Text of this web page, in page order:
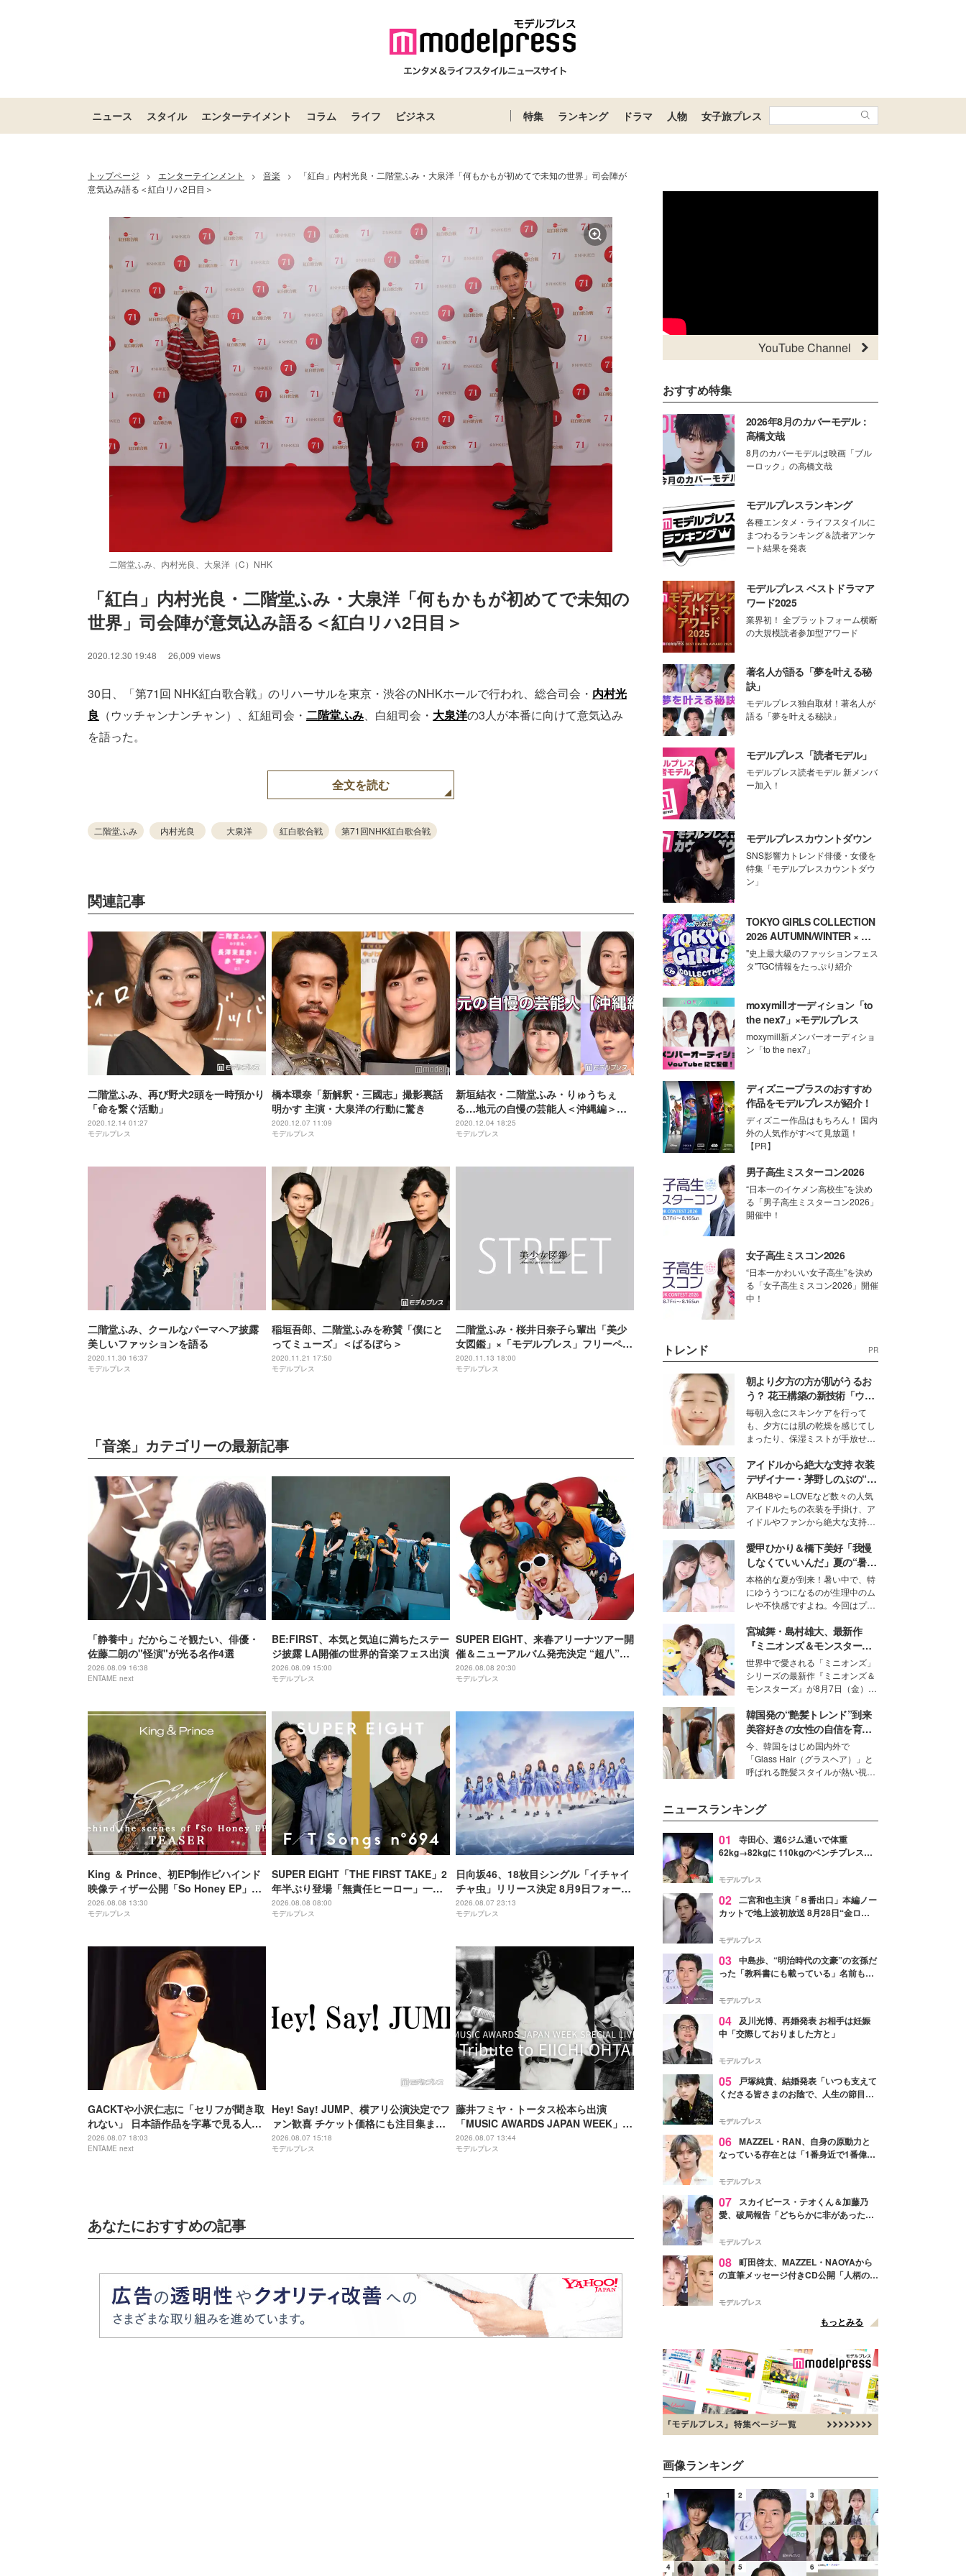
ニュース スタイル エンターテイメント コラム ライフ ビジネス 特集 ランキング ドラマ 人物 女子旅プレス
トップページ > エンターテインメント > 音楽 >
「紅白」内村光良・二階堂ふみ・大泉洋「何もかもが初めてで未知の世界」司会陣が
意気込み語る＜紅白リハ2日目＞
二階堂ふみ、内村光良、大泉洋（C）NHK
Unmute Loaded
87.03%
「紅白」内村光良・二階堂ふみ・大泉洋「何もかもが初めてで未知の
世界」司会陣が意気込み語る＜紅白リハ2日目＞
2020.12.30 19:48 26,009 views
30日、「第71回 NHK紅白歌合戦」のリハーサルを東京・渋谷のNHKホールで行われ、総合司会・ 内村光
良 （ウッチャンナンチャン）、紅組司会・ 二階堂ふみ、白組司会・ 大泉洋の3人が本番に向けて意気込み
を語った。
全文を読む
二階堂ふみ 内村光良 大泉洋 紅白歌合戦 第71回NHK紅白歌合戦
関連記事
二階堂ふみ、再び野犬2頭を一時預かり
「命を繋ぐ活動」
2020.12.14 01:27
モデルプレス
橋本環奈「新解釈・三國志」撮影裏話
明かす 主演・大泉洋の行動に驚き
2020.12.07 11:09
モデルプレス
新垣結衣・二階堂ふみ・りゅうちぇ
る…地元の自慢の芸能人＜沖縄編＞
【読者アンケート結果】
2020.12.04 18:25
モデルプレス
二階堂ふみ、クールなパーマヘア披露
美しいファッションを語る
2020.11.30 16:37
モデルプレス
稲垣吾郎、二階堂ふみを称賛「僕にと
ってミューズ」＜ばるぼら＞
2020.11.21 17:50
モデルプレス
二階堂ふみ・桜井日奈子ら輩出「美少
女図鑑」×「モデルプレス」フリーペー
パー創刊決定
2020.11.13 18:00
モデルプレス
「音楽」カテゴリーの最新記事
「静養中」だからこそ観たい、俳優・
佐藤二朗の"怪演"が光る名作4選
2026.08.09 16:38
ENTAME next
BE:FIRST、本気と気迫に満ちたステー
ジ披露 LA開催の世界的音楽フェス出演
2026.08.09 15:00
モデルプレス
SUPER EIGHT、来春アリーナツアー開
催＆ニューアルバム発売決定 “超八”の
日にサプライズ発表
2026.08.08 20:30
モデルプレス
King ＆ Prince、初EP制作ビハインド
映像ティザー公開「So Honey EP」初
回限定盤B収録
2026.08.08 13:30
モデルプレス
SUPER EIGHT「THE FIRST TAKE」2
年半ぶり登場「無責任ヒーロー」一発
撮り 令和8年8月8日公開・THEイナズ
マ戦隊と特別パフォーマンス
2026.08.08 08:00
モデルプレス
日向坂46、18枚目シングル「イチャイ
チャ虫」リリース決定 8月9日フォーメ
ーション発表へ
2026.08.07 23:13
モデルプレス
GACKTや小沢仁志に「セリフが聞き取
れない」 日本語作品を字幕で見る人が
増えている背景
2026.08.07 18:03
ENTAME next
Hey! Say! JUMP、横アリ公演決定でフ
ァン歓喜 チケット価格にも注目集まる
「激アツ」「平成に戻ったみたい」
2026.08.07 15:18
モデルプレス
藤井フミヤ・トータス松本ら出演
「MUSIC AWARDS JAPAN WEEK」人
気2公演、Leminoで配信決定
2026.08.07 13:44
モデルプレス
あなたにおすすめの記事
YouTube Channel
おすすめ特集
2026年8月のカバーモデル：
高橋文哉
8月のカバーモデルは映画「ブル
ーロック」の高橋文哉
モデルプレスランキング
各種エンタメ・ライフスタイルに
まつわるランキング＆読者アンケ
ート結果を発表
モデルプレス ベストドラマア
ワード2025
業界初！ 全プラットフォーム横断
の大規模読者参加型アワード
著名人が語る「夢を叶える秘
訣」
モデルプレス独自取材！著名人が
語る「夢を叶える秘訣」
モデルプレス「読者モデル」
モデルプレス読者モデル 新メンバ
ー加入！
モデルプレスカウントダウン
SNS影響力トレンド俳優・女優を
特集「モデルプレスカウントダウ
ン」
TOKYO GIRLS COLLECTION
2026 AUTUMN/WINTER × モ
デルプレス
"史上最大級のファッションフェス
タ"TGC情報をたっぷり紹介
moxymillオーディション「to
the nex7」×モデルプレス
moxymill新メンバーオーディショ
ン「to the nex7」
ディズニープラスのおすすめ
作品をモデルプレスが紹介！
ディズニー作品はもちろん！ 国内
外の人気作がすべて見放題！
【PR】
男子高生ミスターコン2026
“日本一のイケメン高校生”を決め
る「男子高生ミスターコン2026」
開催中！
女子高生ミスコン2026
“日本一かわいい女子高生”を決め
る「女子高生ミスコン2026」開催
中！
トレンド PR
朝より夕方の方が肌がうるお
う？ 花王構築の新技術「ウォ
ーターキャプチャリングスキ
ン（捕水肌）」がスキンケア
の常識を変える予感
毎朝入念にスキンケアを行って
も、夕方には肌の乾燥を感じてし
まったり、保湿ミストが手放せな
な美容の常識を大きく変える可能
性を秘めた、革新的な「Water
Capturing Skin（ウォーターキャ
プチャリングスキン：捕水肌）」
技術を、花王が構築した。
アイドルから絶大な支持 衣装
デザイナー・茅野しのぶの“可
愛い”を作る美学＜「シチズン
クロスシー」インタビュー＞
AKB48や＝LOVEなど数々の人気
アイドルたちの衣装を手掛け、ア
イドルやファンから絶大な支持を
取締役兼クリエイティブディレク
ター・茅野しのぶ。一人ひとりの
個性に寄り添い、魅力を引き出す
衣装作りは、多くの女性たちに勇
気と自信を与え続けている。
愛甲ひかり＆橋下美好「我慢
しなくていいんだ」夏の“暑さ
対策”の新しい選択肢とは？
本格的な夏が到来！暑い中で、特
にゆううつになるのが生理中のム
レや不快感ですよね。今回はプラ
モデル・愛甲ひかりさんと橋下美
好さんを迎えて本音で女子会トー
ク。猛暑のお出かけを快適に過ご
すヒントや、2人が感動した夏の
生理の新常識にも迫りました。
宮城舞・島村雄大、最新作
『ミニオンズ＆モンスター
ズ』の魅力熱弁 ハチャメチャ
だけじゃない“友情と絆”に感
動
世界中で愛される「ミニオンズ」
シリーズの最新作『ミニオンズ＆
モンスターズ』が8月7日（金）に
ニオン好き”という共通点を持つモ
デルの宮城舞と島村雄大の特別対
談をお届け！それぞれの視点か
ら、今作ならではの魅力や予想外
の感動をもたらす奥深いストーリ
ーについて熱く語り合ってもらっ
韓国発の“艶髪トレンド”到来
美容好きの女性の自信を育む
「ヘアケア事情」って？
今、韓国をはじめ国内外で
「Glass Hair（グラスヘア）」と
呼ばれる艶髪スタイルが熱い視線
して、“髪そのものの美しさ”に改
めて注目する人が増えている様
子。今回は、そんな憧れの艶やか
な髪を日常で叶える、美容好きの
ます。
ニュースランキング
01
寺田心、週6ジム通いで体重
62kg→82kgに 110kgのベンチプレス持
「かっこいい」と反響
モデルプレス
02 二宮和也主演「８番出口」本編ノー
カットで地上波初放送 8月28日“金ロ
モデルプレス
03 中島歩、“明治時代の文豪”の玄孫だ
った「教科書にも載っている」名前も先
モデルプレス
04 及川光博、再婚発表 お相手は妊娠
中「交際しておりました方と」
モデルプレス
05
戸塚純貴、結婚発表「いつも支えて
くださる皆さまのお陰で、人生の節目を
す」【全文】
モデルプレス
06 MAZZEL・RAN、自身の原動力と
なっている存在とは「1番身近で1番偉大
モデルプレス
07
スカイピース・テオくん＆加藤乃
愛、破局報告「どちらかに非があったわ
モデルプレス
08 町田啓太、MAZZEL・NAOYAから
の直筆メッセージ付きCD公開「人柄の良
モデルプレス
もっとみる
画像ランキング
1 2 3
4 5 6